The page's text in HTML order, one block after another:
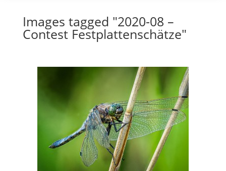
Images tagged "2020-08 –
Contest Festplattenschätze"